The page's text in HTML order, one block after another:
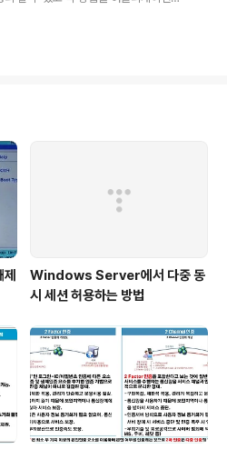
처 l Replicated Server Process들
Windows Server에서 다중 동
시 세션 허용하는 방법